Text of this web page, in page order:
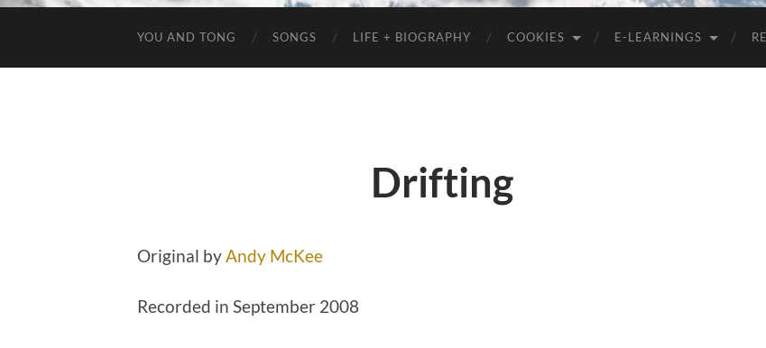
YOU AND TONG SONGS LIFE + BIOGRAPHY COOKIES E-LEARNINGS
Drifting
Original by Andy McKee
Recorded in September 2008